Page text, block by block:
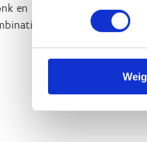
en Ravels zijn met elkaar
ook tot de